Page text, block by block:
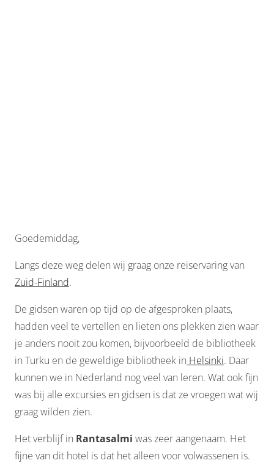
Goedemiddag,
Langs deze weg delen wij graag onze reiservaring van
Zuid-Finland.
De gidsen waren op tijd op de afgesproken plaats,
hadden veel te vertellen en lieten ons plekken zien waar
je anders nooit zou komen, bijvoorbeeld de bibliotheek
in Turku en de geweldige bibliotheek in Helsinki. Daar
kunnen we in Nederland nog veel van leren. Wat ook fijn
was bij alle excursies en gidsen is dat ze vroegen wat wij
graag wilden zien.
Het verblijf in Rantasalmi was zeer aangenaam. Het
fijne van dit hotel is dat het alleen voor volwassenen is.